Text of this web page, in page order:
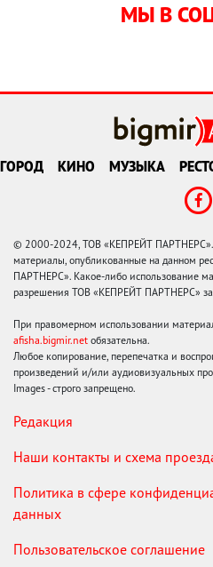
МЫ В
ГОРОД КИНО МУЗЫКА
© 2000-2024, ТОВ «КЕПРЕЙТ ПАРТНЕРС».
материалы, опубликованные на данном
ПАРТНЕРС». Какое-либо использование
разрешения ТОВ «КЕПРЕЙТ ПАРТНЕРС»
При правомерном использовании
afisha.bigmir.net обязательна.
Любое копирование, перепечатка и
произведений и/или аудиовизуальных
Images - строго запрещено.
Редакция
Наши контакты и схема
Политика в сфере
данных
Пользовательское соглашение